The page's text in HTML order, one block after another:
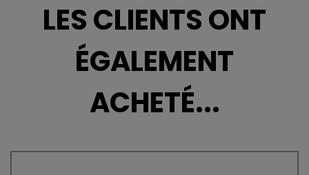
LES CLIENTS ONT
ÉGALEMENT
ACHETÉ...